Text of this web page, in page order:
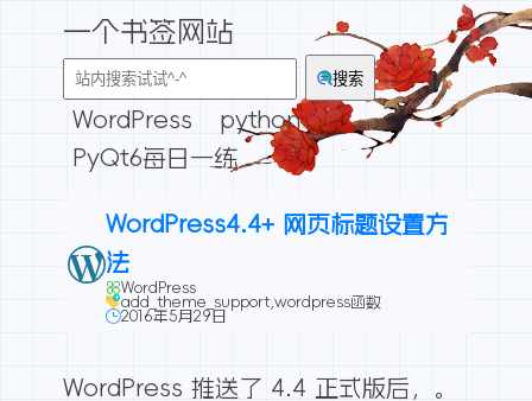
一个书签网站
搜索
WordPress
python
PyQt6每日一练
WordPress4.4+ 网页标题设置方
法
WordPress
add_theme_support, wordpress函数
2016年5月29日
WordPress 推送了 4.4 正式版后，。